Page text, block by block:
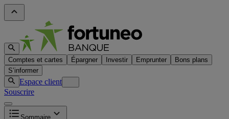
Comptes et cartes Épargner Investir Emprunter
Bons plans
S’informer
Espace client
Souscrire
Sommaire